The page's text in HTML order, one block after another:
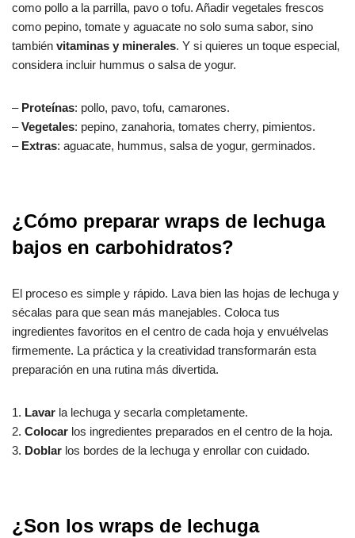
como pollo a la parrilla, pavo o tofu. Añadir vegetales frescos
como pepino, tomate y aguacate no solo suma sabor, sino
también vitaminas y minerales. Y si quieres un toque especial,
considera incluir hummus o salsa de yogur.
– Proteínas: pollo, pavo, tofu, camarones.
–Vegetales: pepino, zanahoria, tomates cherry, pimientos.
– Extras: aguacate, hummus, salsa de yogur, germinados.
¿Cómo preparar wraps de lechuga
bajos en carbohidratos?
El proceso es simple y rápido. Lava bien las hojas de lechuga y
sécalas para que sean más manejables. Coloca tus
ingredientes favoritos en el centro de cada hoja y envuélvelas
firmemente. La práctica y la creatividad transformarán esta
preparación en una rutina más divertida.
1. Lavar la lechuga y secarla completamente.
2. Colocar los ingredientes preparados en el centro de la hoja.
3. Doblar los bordes de la lechuga y enrollar con cuidado.
¿Son los wraps de lechuga